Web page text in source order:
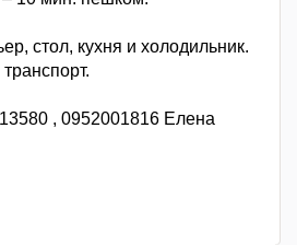
стол, кухня и холодильник.
, 0952001816 Елена